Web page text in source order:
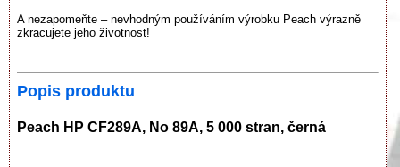
A nezapomeňte – nevhodným používáním výrobku Peach výrazně
zkracujete jeho životnost!
Popis produktu
Peach HP CF289A, No 89A, 5 000 stran, černá